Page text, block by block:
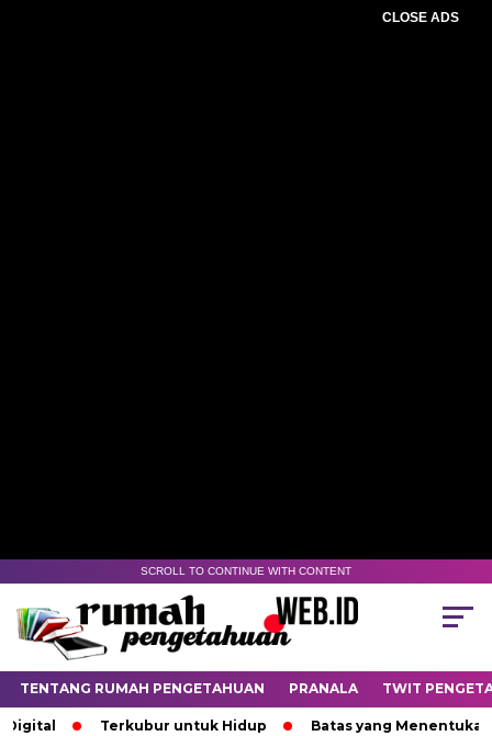
CLOSE ADS
SCROLL TO CONTINUE WITH CONTENT
TENTANG RUMAH PENGETAHUAN PRANALA TWIT
Terkubur untuk Hidup Batas yang Menentukan